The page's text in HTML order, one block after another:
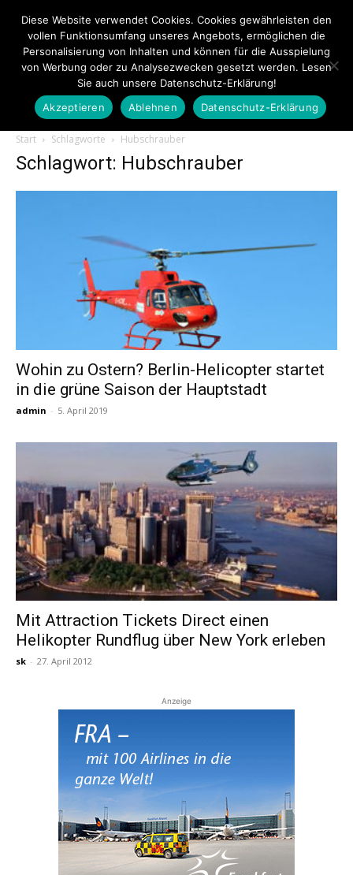
Touristiknews.de
Touristiknews
und
Reiseempfehlungen.
Start Schlagworte Hubschrauber
Schlagwort: Hubschrauber
Wohin zu Ostern? Berlin-Helicopter startet
in die grüne Saison der Hauptstadt
admin - 5. April 2019
Mit Attraction Tickets Direct einen
Helikopter Rundflug über New York erleben
sk - 27. April 2012
Anzeige
Diese Website verwendet Cookies. Cookies gewährleisten den
vollen Funktionsumfang unseres Angebots, ermöglichen die
Personalisierung von Inhalten und können für die Ausspielung
von Werbung oder zu Analysezwecken gesetzt werden. Lesen
Sie auch unsere Datenschutz-Erklärung!
Akzeptieren
Ablehnen Datenschutz-Erklärung